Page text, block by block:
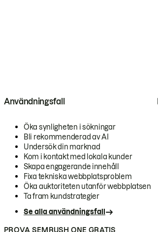
Användningsfall
Öka synligheten i sökningar
Bli rekommenderad av AI
Undersök din marknad
Kom i kontakt med lokala kunder
Skapa engagerande innehåll
Fixa tekniska webbplatsproblem
Öka auktoriteten utanför webbplatsen
Ta fram kundstrategier
Se alla användningsfall
PROVA SEMRUSH ONE GRATIS